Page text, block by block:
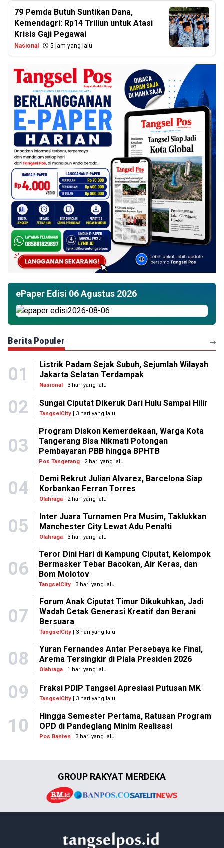
79 Pemda Butuh Suntikan Dana,
Kemendagri: Rp14 Triliun untuk Atasi
Krisis Gaji Pegawai
Nasional 5 jam yang lalu
ePaper Edisi 06 Agustus 2026
Berita Populer
01
Listrik Padam Sejak Subuh, Sejumlah Wilayah
Jakarta Selatan Terdampak
Nasional| 3 hari yang lalu
02 Sungai Ciputat Dikeruk Dari Hulu Sampai Hilir
TangselCity | 3 hari yang lalu
03
Program Diskon Kemerdekaan, Warga Kota
Tangerang Bisa Nikmati Potongan
Pembayaran PBB hingga BPHTB
Pos Tangerang | 2 hari yang lalu
04
Demi Rekrut Julian Alvarez, Barcelona Siap
Korbankan Ferran Torres
Olahraga| 2 hari yang lalu
05
Inter Juara Turnamen Pra Musim, Taklukkan
Manchester City Lewat Adu Penalti
Olahraga| 3 hari yang lalu
06
Teror Dini Hari di Kampung Ciputat, Kelompok
Bermasker Tebar Bacokan, Air Keras, dan
Bom Molotov
TangselCity | 3 hari yang lalu
07
Forum Anak Ciputat Timur Dikukuhkan, Jadi
Wadah Cetak Generasi Kreatif dan Berani
Bersuara
TangselCity| 3 hari yang lalu
08
Yuran Fernandes Antar Persebaya ke Final,
Arema Tersingkir di Piala Presiden 2026
Olahraga| 1 hari yang lalu
09 Fraksi PDIP Tangsel Apresiasi Putusan MK
TangselCity | 3 hari yang lalu
10
Hingga Semester Pertama, Ratusan Program
OPD di Pandeglang Minim Realisasi
Pos Banten | 3 hari yang lalu
GROUP RAKYAT MERDEKA